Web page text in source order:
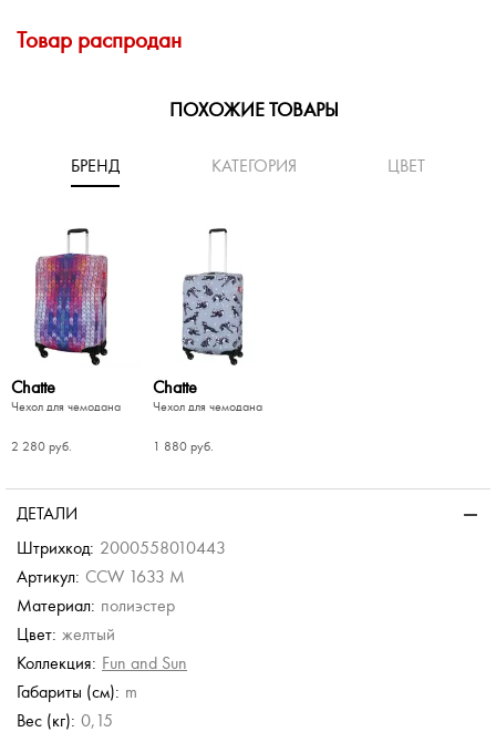
Товар распродан
ПОХОЖИЕ ТОВАРЫ
БРЕНД КАТЕГОРИЯ ЦВЕТ
Chatte
Чехол для чемодана
2 280 руб.
Chatte
Чехол для чемодана
1 880 руб.
Чехол для чемодана
1 880 руб.
ДЕТАЛИ
Штрихкод: 2000558010443
Артикул: CCW 1633 M
Материал: полиэстер
Цвет: желтый
Коллекция: Fun and Sun
Габариты (см): m
Вес (кг): 0,15